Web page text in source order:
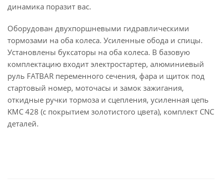
динамика поразит вас.
Оборудован двухпоршневыми гидравлическими
тормозами на оба колеса. Усиленные обода и спицы.
Установлены буксаторы на оба колеса. В базовую
комплектацию входит электростартер, алюминиевый
руль FATBAR переменного сечения, фара и щиток под
стартовый номер, моточасы и замок зажигания,
откидные ручки тормоза и сцепления, усиленная цепь
KMC 428 (с покрытием золотистого цвета), комплект CNC
деталей.